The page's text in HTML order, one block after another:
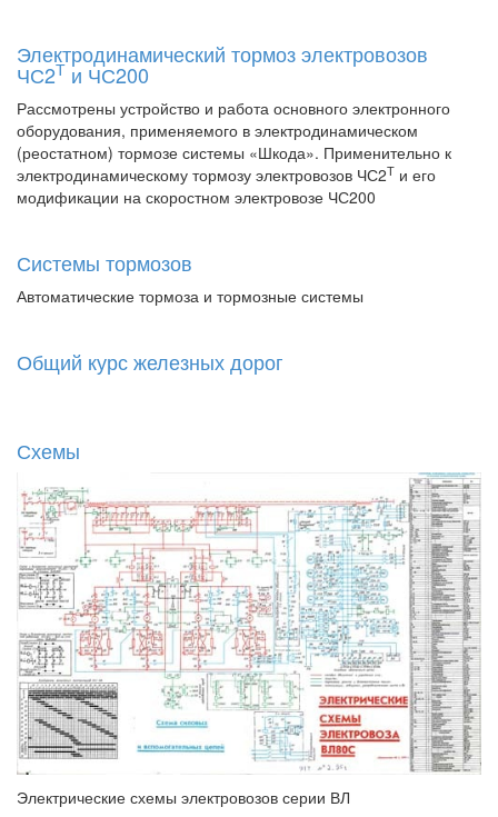
Электродинамический тормоз электровозов
ЧС2Т и ЧС200
Рассмотрены устройство и работа основного электронного
оборудования, применяемого в электродинамическом
(реостатном) тормозе системы «Шкода». Применительно к
электродинамическому тормозу электровозов ЧС2Т и его
модификации на скоростном электровозе ЧС200
Системы тормозов
Автоматические тормоза и тормозные системы
Общий курс железных дорог
Схемы
Электрические схемы электровозов серии ВЛ